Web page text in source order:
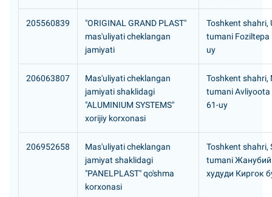
205560839
"ORIGINAL GRAND PLAST"
mas'uliyati cheklangan
jamiyati
Toshkent shahri,
tumani Foziltepa
uy
206063807
Mas'uliyati cheklangan
jamiyati shaklidagi
"ALUMINIUM SYSTEMS"
xorijiy korxonasi
Toshkent shahri,
tumani Avliyoota
61-uy
206952658
Mas'uliyati cheklangan
jamiyat shaklidagi
"PANELPLAST" qo'shma
korxonasi
Toshkent shahri,
tumani Жанубий
худуди Киргок